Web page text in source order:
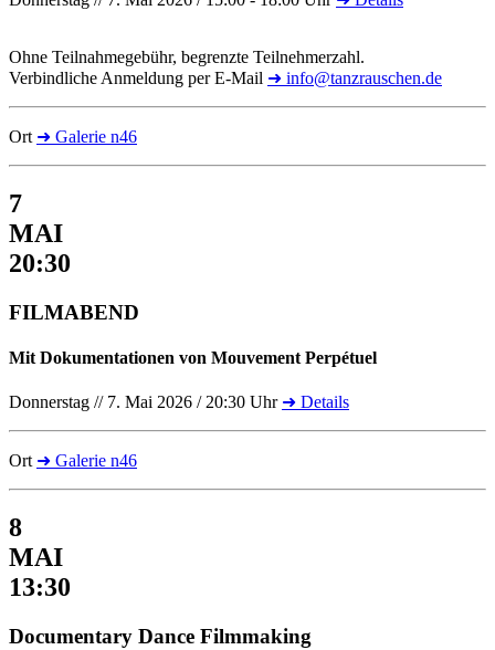
Ohne Teilnahmegebühr, begrenzte Teilnehmerzahl.
Verbindliche Anmeldung per E-Mail ➜ info@tanzrauschen.de
Ort ➜ Galerie n46
7
MAI
20:30
FILMABEND
Mit Dokumentationen von Mouvement Perpétuel
Donnerstag // 7. Mai 2026 / 20:30 Uhr ➜ Details
Ort ➜ Galerie n46
8
MAI
13:30
Documentary Dance Filmmaking